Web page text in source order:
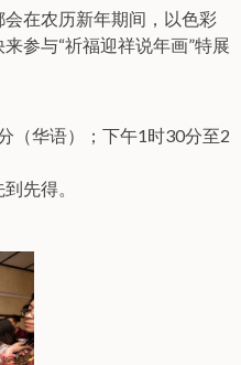
在农历新年期间，以色彩
参与“祈福迎祥说年画”特展
（华语）；下午1时30分至2
先得。